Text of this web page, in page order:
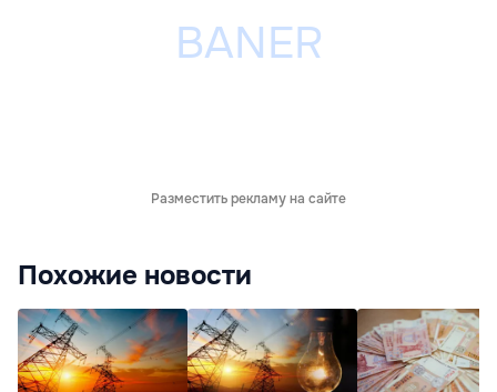
Разместить рекламу на сайте
Похожие новости